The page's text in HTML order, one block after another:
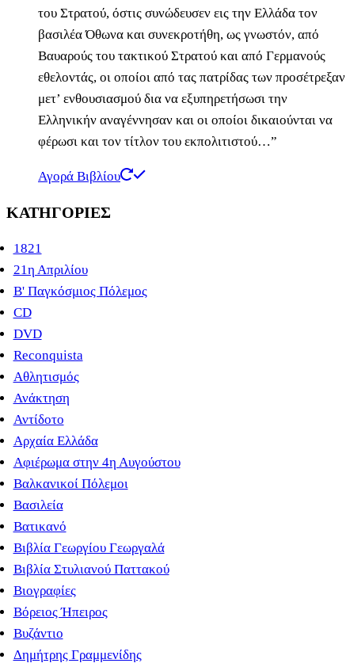
του Στρατού, όστις συνώδευσεν εις την Ελλάδα τον
βασιλέα Όθωνα και συνεκροτήθη, ως γνωστόν, από
Βαυαρούς του τακτικού Στρατού και από Γερμανούς
εθελοντάς, οι οποίοι από τας πατρίδας των προσέτρεξαν
μετ’ ενθουσιασμού δια να εξυπηρετήσωσι την
Ελληνικήν αναγέννησαν και οι οποίοι δικαιούνται να
φέρωσι και τον τίτλον του εκπολιτιστού…”
Αγορά Βιβλίου
ΚΑΤΗΓΟΡΊΕΣ
1821
21η Απριλίου
B' Παγκόσμιος Πόλεμος
CD
DVD
Reconquista
Αθλητισμός
Ανάκτηση
Αντίδοτο
Αρχαία Ελλάδα
Αφιέρωμα στην 4η Αυγούστου
Βαλκανικοί Πόλεμοι
Βασιλεία
Βατικανό
Βιβλία Γεωργίου Γεωργαλά
Βιβλία Στυλιανού Παττακού
Βιογραφίες
Βόρειος Ήπειρος
Βυζάντιο
Δημήτρης Γραμμενίδης